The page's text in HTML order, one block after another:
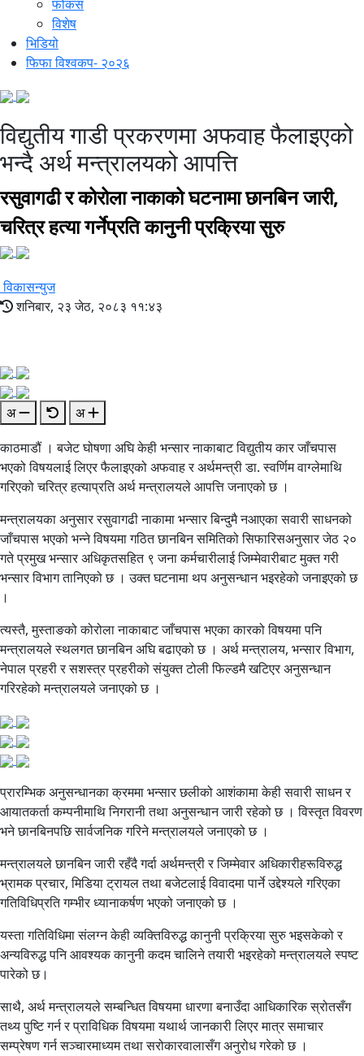
फोकस
विशेष
भिडियो
फिफा विश्वकप- २०२६
विद्युतीय गाडी प्रकरणमा अफवाह फैलाइएको
भन्दै अर्थ मन्त्रालयको आपत्ति
रसुवागढी र कोरोला नाकाको घटनामा छानबिन जारी,
चरित्र हत्या गर्नेप्रति कानुनी प्रक्रिया सुरु
विकासन्युज
शनिबार, २३ जेठ, २०८३ ११:४३
अ
अ
काठमाडौं । बजेट घोषणा अघि केही भन्सार नाकाबाट विद्युतीय कार जाँचपास
भएको विषयलाई लिएर फैलाइएको अफवाह र अर्थमन्त्री डा. स्वर्णिम वाग्लेमाथि
गरिएको चरित्र हत्याप्रति अर्थ मन्त्रालयले आपत्ति जनाएको छ ।
मन्त्रालयका अनुसार रसुवागढी नाकामा भन्सार बिन्दुमै नआएका सवारी साधनको
जाँचपास भएको भन्ने विषयमा गठित छानबिन समितिको सिफारिसअनुसार जेठ २०
गते प्रमुख भन्सार अधिकृतसहित ९ जना कर्मचारीलाई जिम्मेवारीबाट मुक्त गरी
भन्सार विभाग तानिएको छ । उक्त घटनामा थप अनुसन्धान भइरहेको जनाइएको छ
।
त्यस्तै, मुस्ताङको कोरोला नाकाबाट जाँचपास भएका कारको विषयमा पनि
मन्त्रालयले स्थलगत छानबिन अघि बढाएको छ । अर्थ मन्त्रालय, भन्सार विभाग,
नेपाल प्रहरी र सशस्त्र प्रहरीको संयुक्त टोली फिल्डमै खटिएर अनुसन्धान
गरिरहेको मन्त्रालयले जनाएको छ ।
प्रारम्भिक अनुसन्धानका क्रममा भन्सार छलीको आशंकामा केही सवारी साधन र
आयातकर्ता कम्पनीमाथि निगरानी तथा अनुसन्धान जारी रहेको छ । विस्तृत विवरण
भने छानबिनपछि सार्वजनिक गरिने मन्त्रालयले जनाएको छ ।
मन्त्रालयले छानबिन जारी रहँदै गर्दा अर्थमन्त्री र जिम्मेवार अधिकारीहरूविरुद्ध
भ्रामक प्रचार, मिडिया ट्रायल तथा बजेटलाई विवादमा पार्ने उद्देश्यले गरिएका
गतिविधिप्रति गम्भीर ध्यानाकर्षण भएको जनाएको छ ।
यस्ता गतिविधिमा संलग्न केही व्यक्तिविरुद्ध कानुनी प्रक्रिया सुरु भइसकेको र
अन्यविरुद्ध पनि आवश्यक कानुनी कदम चालिने तयारी भइरहेको मन्त्रालयले स्पष्ट
पारेको छ।
साथै, अर्थ मन्त्रालयले सम्बन्धित विषयमा धारणा बनाउँदा आधिकारिक स्रोतसँग
तथ्य पुष्टि गर्न र प्राविधिक विषयमा यथार्थ जानकारी लिएर मात्र समाचार
सम्प्रेषण गर्न सञ्चारमाध्यम तथा सरोकारवालासँग अनुरोध गरेको छ ।